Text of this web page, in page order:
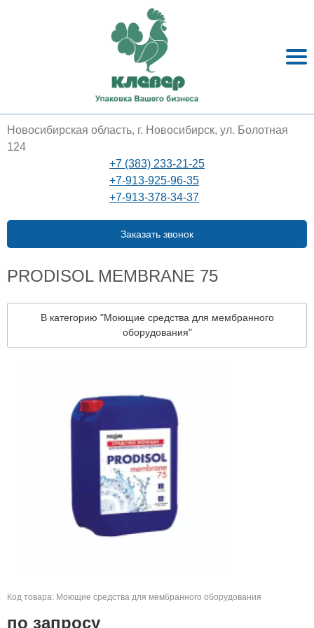
Новосибирская область, г. Новосибирск, ул. Болотная
124
+7 (383) 233-21-25
+7-913-925-96-35
+7-913-378-34-37
Заказать звонок
PRODISOL MEMBRANE 75
В категорию "Моющие средства для мембранного
оборудования"
Код товара: Моющие средства для мембранного оборудования
по запросу